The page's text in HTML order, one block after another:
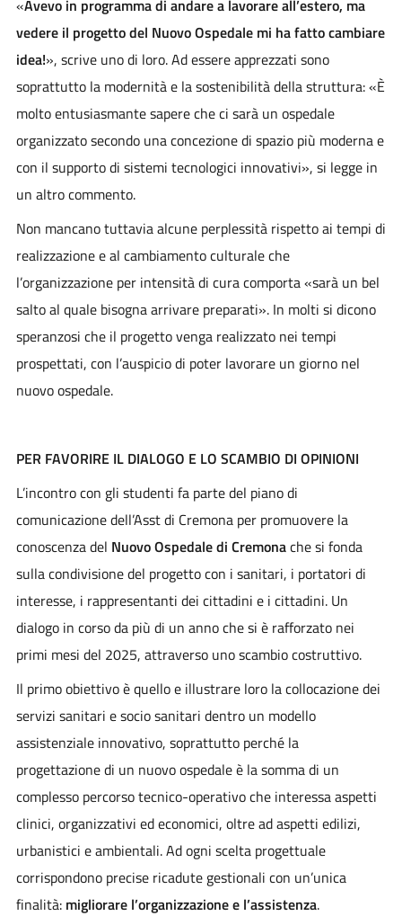
«Avevo in programma di andare a lavorare all’estero, ma
vedere il progetto del Nuovo Ospedale mi ha fatto cambiare
idea!», scrive uno di loro. Ad essere apprezzati sono
soprattutto la modernità e la sostenibilità della struttura: «È
molto entusiasmante sapere che ci sarà un ospedale
organizzato secondo una concezione di spazio più moderna e
con il supporto di sistemi tecnologici innovativi», si legge in
un altro commento.
Non mancano tuttavia alcune perplessità rispetto ai tempi di
realizzazione e al cambiamento culturale che
l’organizzazione per intensità di cura comporta «sarà un bel
salto al quale bisogna arrivare preparati». In molti si dicono
speranzosi che il progetto venga realizzato nei tempi
prospettati, con l’auspicio di poter lavorare un giorno nel
nuovo ospedale.
PER FAVORIRE IL DIALOGO E LO SCAMBIO DI OPINIONI
L’incontro con gli studenti fa parte del piano di
comunicazione dell’Asst di Cremona per promuovere la
conoscenza del Nuovo Ospedale di Cremonache si fonda
sulla condivisione del progetto con i sanitari, i portatori di
interesse, i rappresentanti dei cittadini e i cittadini. Un
dialogo in corso da più di un anno che si è rafforzato nei
primi mesi del 2025, attraverso uno scambio costruttivo.
Il primo obiettivo è quello e illustrare loro la collocazione dei
servizi sanitari e socio sanitari dentro un modello
assistenziale innovativo, soprattutto perché la
progettazione di un nuovo ospedale è la somma di un
complesso percorso tecnico-operativo che interessa aspetti
clinici, organizzativi ed economici, oltre ad aspetti edilizi,
urbanistici e ambientali. Ad ogni scelta progettuale
corrispondono precise ricadute gestionali con un’unica
finalità: migliorare l’organizzazione e l’assistenza.